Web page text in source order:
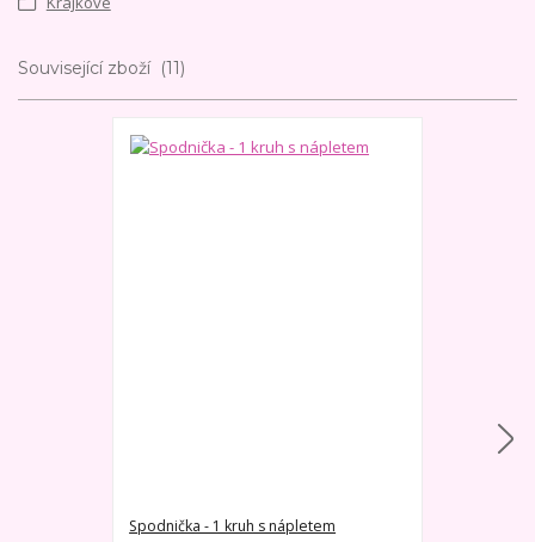
Související zboží 11
Spodnička - 1 kruh s nápletem